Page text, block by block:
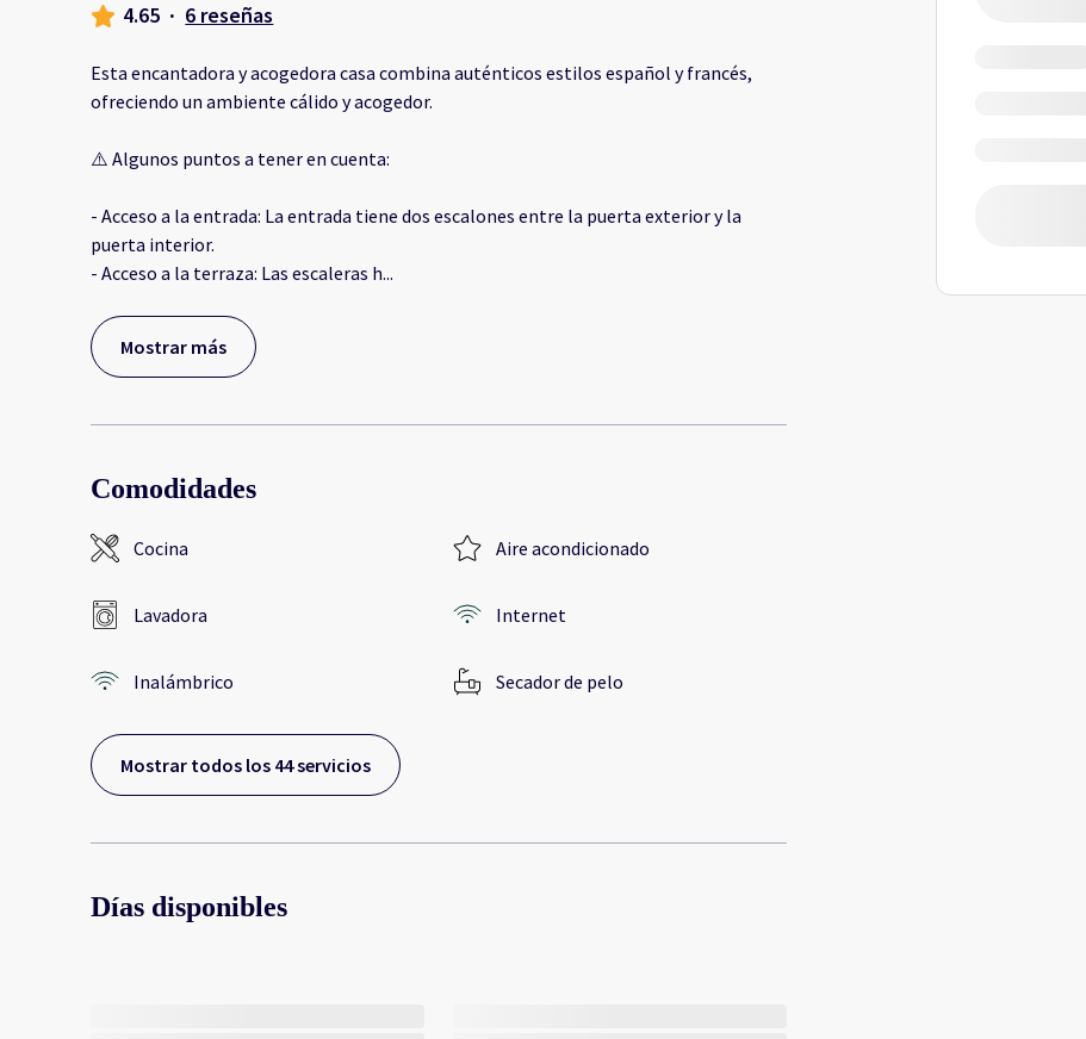
4.65 · 6 reseñas
Esta encantadora y acogedora casa combina auténticos estilos español y francés,
ofreciendo un ambiente cálido y acogedor.
⚠️ Algunos puntos a tener en cuenta:
- Acceso a la entrada: La entrada tiene dos escalones entre la puerta exterior y la
puerta interior.
- Acceso a la terraza: Las escaleras h...
Mostrar más
Comodidades
Cocina Aire acondicionado
Lavadora Internet
Inalámbrico Secador de pelo
Mostrar todos los 44 servicios
Días disponibles